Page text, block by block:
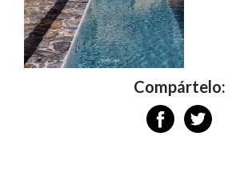
Compártelo: